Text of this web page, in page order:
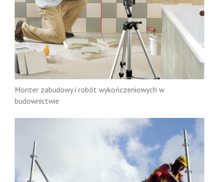
Monter zabudowy i robót wykończeniowych w
budownictwie